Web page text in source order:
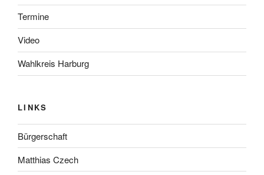
Termine
Video
Wahlkreis Harburg
LINKS
Bürgerschaft
Matthias Czech